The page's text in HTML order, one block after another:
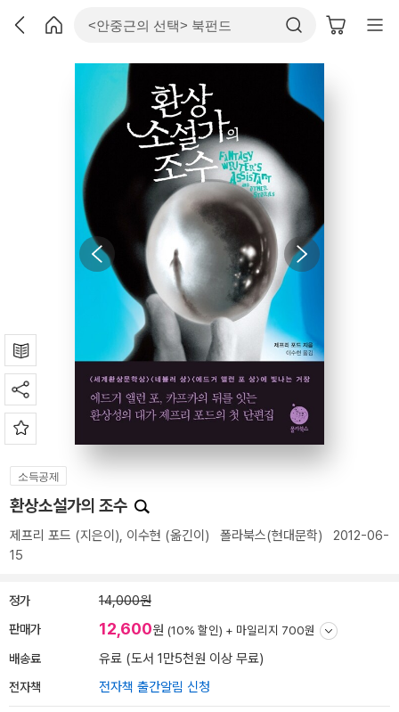
소득공제
환상소설가의 조수
제프리 포드 (지은이), 이수현 (옮긴이) 폴라북스(현대문학) 2012-06-
15
정가 14,000원
판매가 12,600원 (10% 할인) + 마일리지 700원
배송료 유료 (도서 1만5천원 이상 무료)
전자책 전자책 출간알림 신청